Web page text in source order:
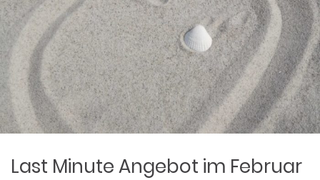
Last Minute Angebot im Februar